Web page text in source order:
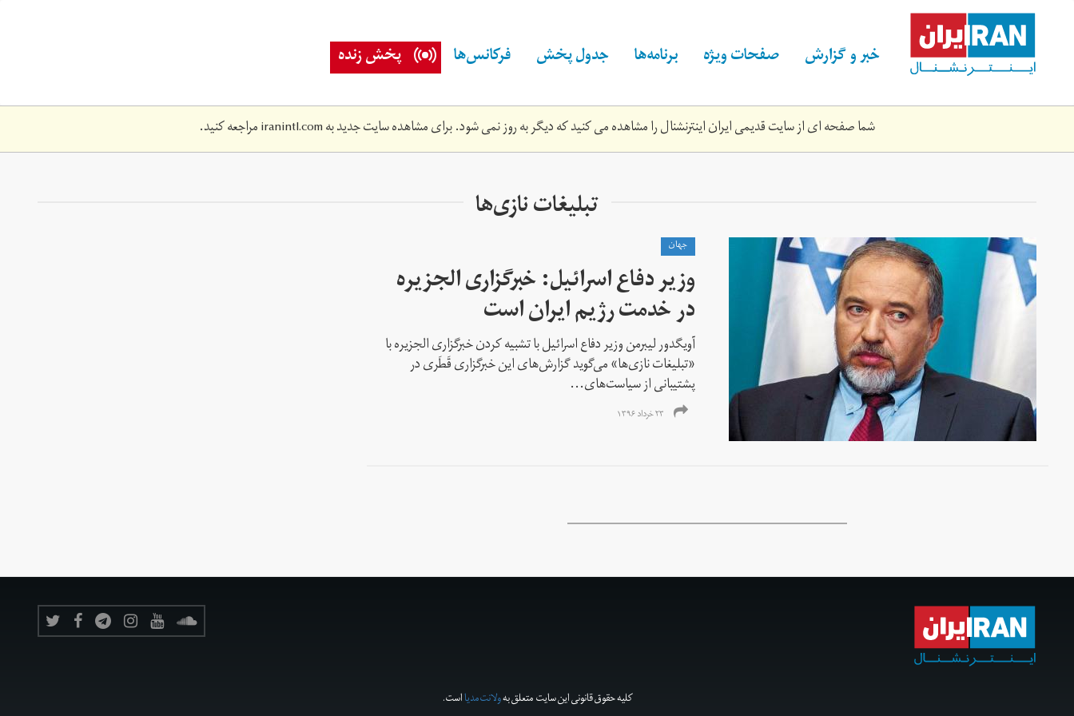
content خبر و گزارش صفحات ویژه برنامه‌ها جدول پخش فرکانس‌ها پخش زنده
شما صفحه ای از سایت قدیمی ایران اینترنشنال را مشاهده می کنید که دیگر به روز نمی شود. برای مشاهده سایت جدید بهiranintl.comمراجعه کنید.
تبلیغات نازی‌ها
جهان
وزیر دفاع اسرائیل: خبرگزاری الجزیره
در خدمت رژیم ایران است
آویگدور لیبرمن وزیر دفاع اسرائیل با تشبیه کردن خبرگزاری الجزیره با
«تبلیغات نازی‌ها» می‌گوید گزارش‌های این خبرگزاری قَطَری در
پشتیبانی از سیاست‌های...
۲۳ خرداد ۱۳۹۶
کلیه حقوق قانونی این سایت متعلق بهولانت‌مدیااست.